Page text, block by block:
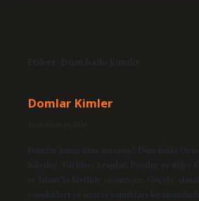
Etiket: Dom halkı kimdir
Domlar Kimler
Tarih: Ekim 10, 2024
Domlar hangi dine mensup? Dom halkı
Kürtler, Türkler, Araplar, Persler ve diğer
ve İslam’la birlikte yaşamıştır. Göçebe
yaşadıkları ve ticaret yaptıkları bu